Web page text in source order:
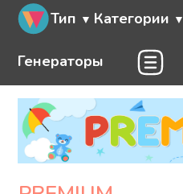
Тип Категории
Генераторы